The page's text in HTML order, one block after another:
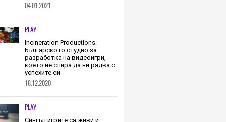
04.01.2021
PLAY
Incineration Productions:
Българското студио за
разработка на видеоигри,
което не спира да ни радва с
успехите си
18.12.2020
PLAY
Сингъл игрите са живи и